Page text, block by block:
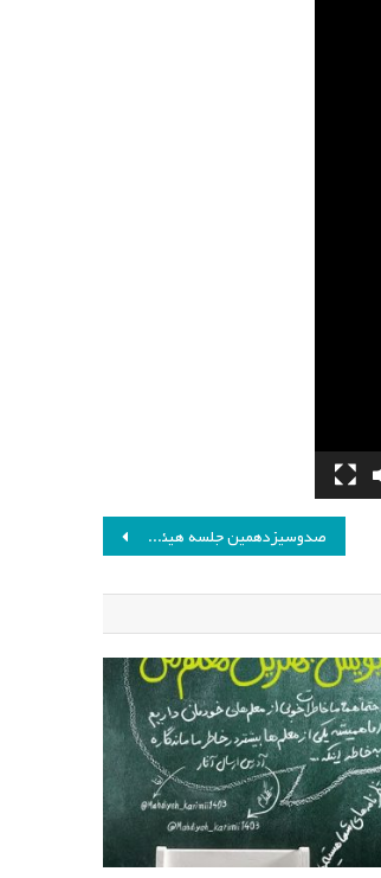
صدوسیزدهمین جلسه هیئت مدیره انجمن مطالعات برنامه درسی ایران